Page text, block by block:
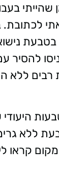
שהייתי
להסיר
רבים ללא
ללא
קראו